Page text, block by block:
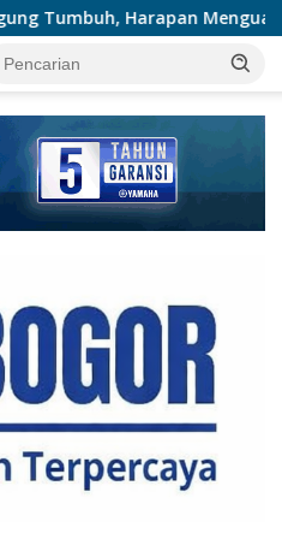
Polsek Kandis Kawal